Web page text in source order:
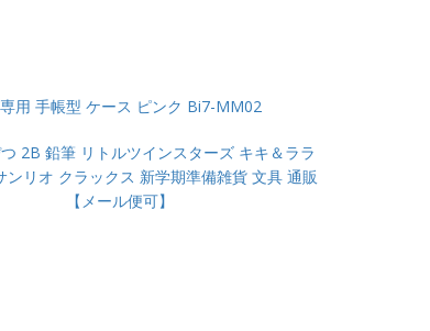
用 手帳型 ケース ピンク Bi7-MM02
2B 鉛筆 リトルツインスターズ キキ＆ララ
ンリオ クラックス 新学期準備雑貨 文具 通販
【メール便可】